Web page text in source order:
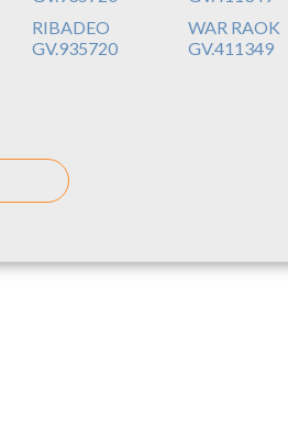
RIBADEO
GV.935720
WAR RAOK
GV.411349